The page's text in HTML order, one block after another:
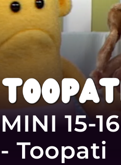
MINI 15-16
- Toopati